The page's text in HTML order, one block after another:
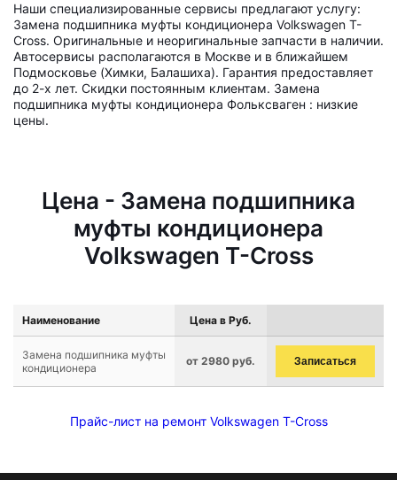
Наши специализированные сервисы предлагают услугу:
Замена подшипника муфты кондиционера Volkswagen T-
Cross. Оригинальные и неоригинальные запчасти в наличии.
Автосервисы располагаются в Москве и в ближайшем
Подмосковье (Химки, Балашиха). Гарантия предоставляет
до 2-х лет. Скидки постоянным клиентам. Замена
подшипника муфты кондиционера Фольксваген : низкие
цены.
Цена - Замена подшипника
муфты кондиционера
Volkswagen T-Cross
Наименование Цена в Руб.
Замена подшипника муфты
кондиционера
от 2980 руб. Записаться
Прайс-лист на ремонт Volkswagen T-Cross